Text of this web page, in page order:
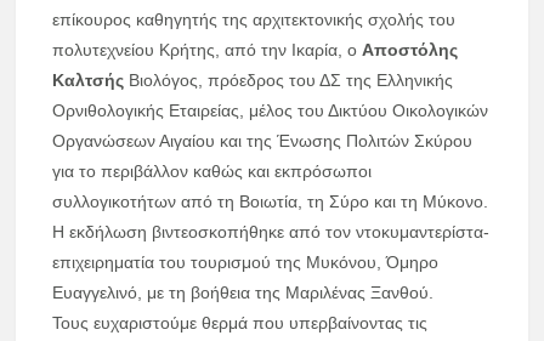
επίκουρος καθηγητής της αρχιτεκτονικής σχολής του
πολυτεχνείου Κρήτης, από την Ικαρία, ο Αποστόλης
Καλτσής Βιολόγος, πρόεδρος του ΔΣ της Ελληνικής
Ορνιθολογικής Εταιρείας, μέλος του Δικτύου Οικολογικών
Οργανώσεων Αιγαίου και της Ένωσης Πολιτών Σκύρου
για το περιβάλλον καθώς και εκπρόσωποι
συλλογικοτήτων από τη Βοιωτία, τη Σύρο και τη Μύκονο.
Η εκδήλωση βιντεοσκοπήθηκε από τον ντοκυμαντερίστα-
επιχειρηματία του τουρισμού της Μυκόνου, Όμηρο
Ευαγγελινό, με τη βοήθεια της Μαριλένας Ξανθού.
Τους ευχαριστούμε θερμά που υπερβαίνοντας τις